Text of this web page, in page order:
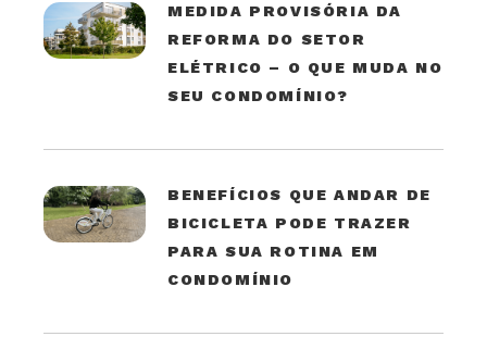
MEDIDA PROVISÓRIA DA
REFORMA DO SETOR
ELÉTRICO – O QUE MUDA NO
SEU CONDOMÍNIO?
BENEFÍCIOS QUE ANDAR DE
BICICLETA PODE TRAZER
PARA SUA ROTINA EM
CONDOMÍNIO